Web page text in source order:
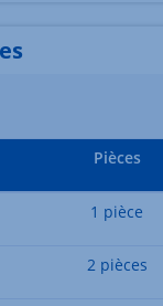
Pièces
1 pièce
2 pièces